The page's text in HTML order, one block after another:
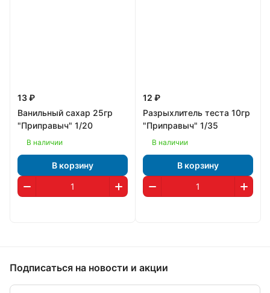
13 ₽
Ванильный сахар 25гр
"Приправыч" 1/20
В наличии
В корзину
12 ₽
Разрыхлитель теста 10гр
"Приправыч" 1/35
В наличии
В корзину
Подписаться на новости и акции